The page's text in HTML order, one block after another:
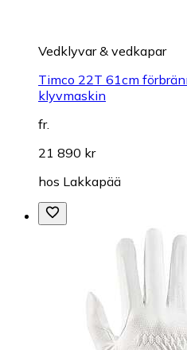
Vedklyvar & vedkapar
Timco 22T 61cm
klyvmaskin
fr.
21 890 kr
hos Lakkapää